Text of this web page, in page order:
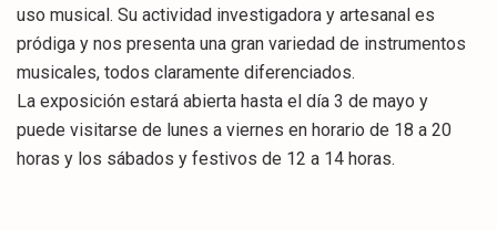
uso musical. Su actividad investigadora y artesanal es
pródiga y nos presenta una gran variedad de instrumentos
musicales, todos claramente diferenciados.
La exposición estará abierta hasta el día 3 de mayo y
puede visitarse de lunes a viernes en horario de 18 a 20
horas y los sábados y festivos de 12 a 14 horas.